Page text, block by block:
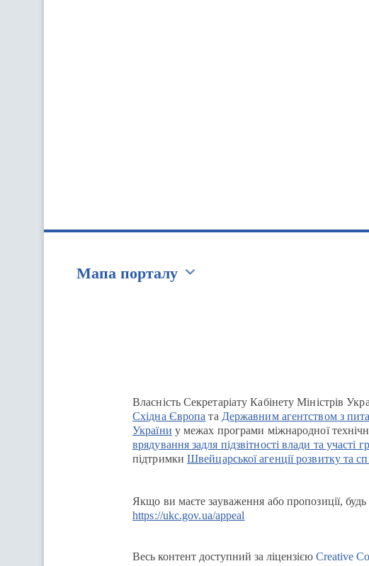
Мапа порталу
Власність Секретаріату Кабінету Міністрів
Східна Європа та Державним агентством з
України у межах програми міжнародної
врядування задля підзвітності влади та участі
підтримки Швейцарської агенції розвитку та
Якщо ви маєте зауваження або пропозиції,
https://ukc.gov.ua/appeal
Весь контент доступний за ліцензією Creative